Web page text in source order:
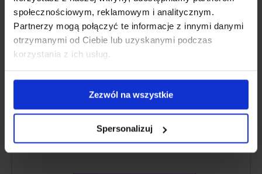
społecznościowym, reklamowym i analitycznym.
Partnerzy mogą połączyć te informacje z innymi danymi
otrzymanymi od Ciebie lub uzyskanymi podczas
korzystania z ich usług.
Zezwól na wszystkie
Spersonalizuj
ZNAČKOVÁ SUROVINA SEAGARDEN®, ČISTÉ
SLOŽENÍ
Natu.Care Kolagen Premium Shot
10000 mg